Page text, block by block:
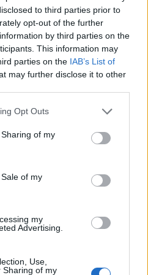
to third parties prior to
opt-out of the further
by third parties on the
This information may
parties on the IAB’s List of
may further disclose it to other
Opt Outs
of my
of my
my
Advertising.
Use,
Sharing of my
ΕΙΔΗΣΕΙΣ
27 χώρες της
εκατ. ο τζίρος- Στα 10
το 60% του Jackaroo